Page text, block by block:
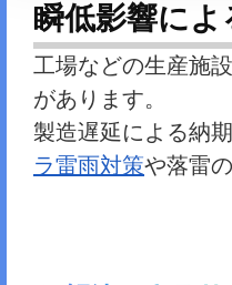
瞬低影響に
工場などの生産施
があります。
製造遅延による納
ラ雷雨対策や落雷